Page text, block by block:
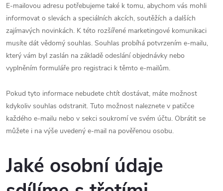
E-mailovou adresu potřebujeme také k tomu, abychom vás mohli
informovat o slevách a speciálních akcích, soutěžích a dalších
zajímavých novinkách. K této rozšířené marketingové komunikaci
musíte dát vědomý souhlas. Souhlas probíhá potvrzením e-mailu,
který vám byl zaslán na základě odeslání objednávky nebo
vyplněním formuláře pro registraci k těmto e-mailům.
Pokud tyto informace nebudete chtít dostávat, máte možnost
kdykoliv souhlas odstranit. Tuto možnost naleznete v patičce
každého e-mailu nebo v sekci soukromí ve svém účtu. Obrátit se
můžete i na výše uvedený e-mail na pověřenou osobu.
Jaké osobní údaje